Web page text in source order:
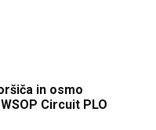
in osmo
Circuit PLO